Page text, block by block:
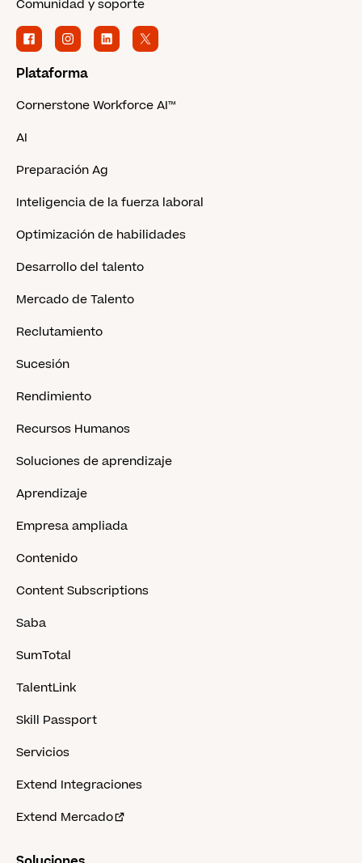
Comunidad y soporte
Plataforma
Cornerstone Workforce AI™
AI
Preparación Ag
Inteligencia de la fuerza laboral
Optimización de habilidades
Desarrollo del talento
Mercado de Talento
Reclutamiento
Sucesión
Rendimiento
Recursos Humanos
Soluciones de aprendizaje
Aprendizaje
Empresa ampliada
Contenido
Content Subscriptions
Saba
SumTotal
TalentLink
Skill Passport
Servicios
Extend Integraciones
Extend Mercado